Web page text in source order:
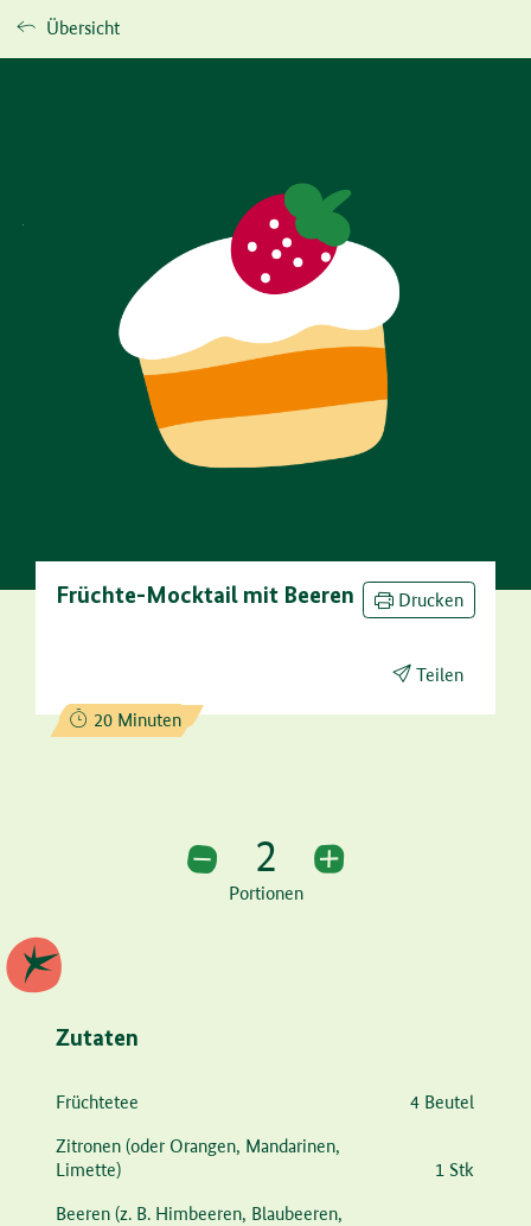
Übersicht
Früchte-Mocktail mit Beeren Drucken
Teilen
Zubereitungszeit:
20 Minuten
2 Portionen
2
Portionen
Zutaten
Zutat Menge
Früchtetee 4 Beutel
Zitronen (oder Orangen, Mandarinen,
Limette)
1 Stk
Beeren (z. B. Himbeeren, Blaubeeren,